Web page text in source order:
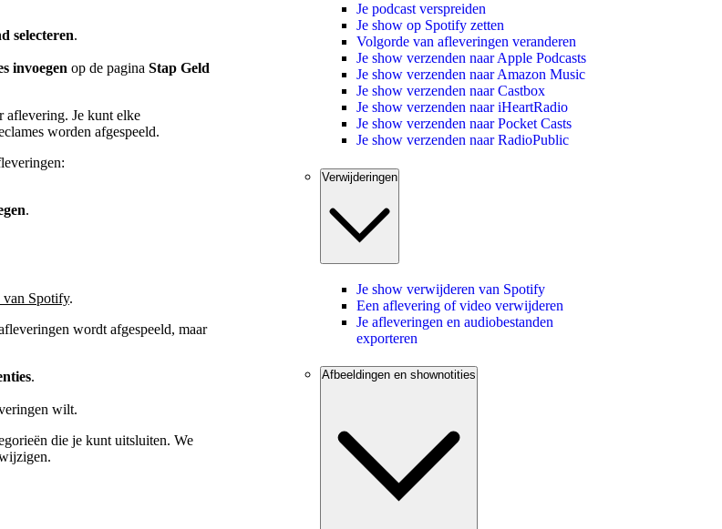
selecteren.
invoegen op de pagina Stap Geld
aflevering. Je kunt elke
worden afgespeeld.
.
van Spotify.
wordt afgespeeld, maar
.
wilt.
die je kunt uitsluiten. We
Je podcast verspreiden
Je show op Spotify zetten
Volgorde van afleveringen veranderen
Je show verzenden naar Apple Podcasts
Je show verzenden naar Amazon Music
Je show verzenden naar Castbox
Je show verzenden naar iHeartRadio
Je show verzenden naar Pocket Casts
Je show verzenden naar RadioPublic
Verwijderingen
Je show verwijderen van Spotify
Een aflevering of video verwijderen
Je afleveringen en audiobestanden
exporteren
Afbeeldingen en shownotities